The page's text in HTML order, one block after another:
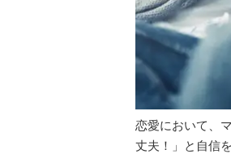
恋愛において、
丈夫！」と自信